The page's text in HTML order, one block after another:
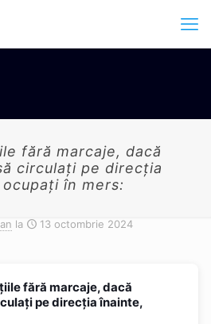
fără marcaje, dacă
circulați pe direcția
în mers:
la 13 octombrie 2024
fără marcaje, dacă
pe direcția înainte,